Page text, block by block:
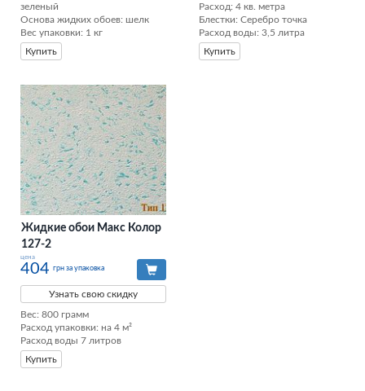
зеленый
Основа жидких обоев: шелк
Вес упаковки: 1 кг
Купить
Расход: 4 кв. метра
Блестки: Серебро точка
Расход воды: 3,5 литра
Купить
Жидкие обои Макс Колор
127-2
цена
404 грн за упаковка
Узнать свою скидку
Вес: 800 грамм
Расход упаковки: на 4 м²
Расход воды 7 литров
Купить